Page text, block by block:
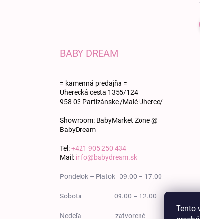
Tento
BABY DREAM
= kamenná predajňa =
Uherecká cesta 1355/124
958 03 Partizánske /Malé Uherce/
Showroom: BabyMarket Zone @
BabyDream
Tel:+421 905 250 434
Mail: info@babydream.sk
Pondelok – Piatok 09.00 – 17.00
Sobota 09.00 – 12.00
Nedeľa zatvorené